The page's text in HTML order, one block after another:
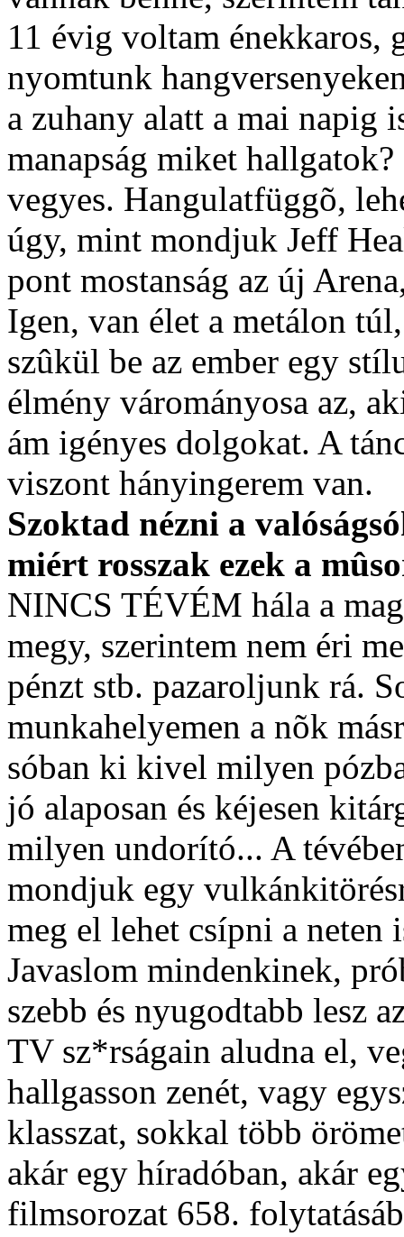
11 évig voltam énekkaros,
nyomtunk
a zuhany alatt a mai napig
manapság miket
vegyes. Hangulatfüggõ,
úgy, mint mondjuk Jeff
pont mostanság az új
Igen, van élet a metálon
szûkül be az ember egy
élmény várományosa az,
ám igényes dolgokat. A
viszont hányingerem van.
Szoktad nézni a
miért rosszak ezek a
NINCS TÉVÉM hála a
megy, szerintem nem éri
pénzt stb. pazaroljunk rá.
munkahelyemen a nõk
sóban ki kivel milyen
jó alaposan és kéjesen
milyen undorító... A
mondjuk egy
meg el lehet csípni a neten
Javaslom mindenkinek,
szebb és nyugodtabb lesz
TV sz*rságain aludna el,
hallgasson zenét, vagy
klasszat, sokkal több
akár egy híradóban, akár
filmsorozat 658.